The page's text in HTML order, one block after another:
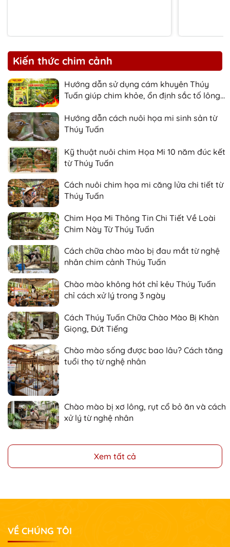
Kiến thức chim cảnh
Hướng dẫn sử dụng cám khuyên Thúy
Tuấn giúp chim khỏe, ổn định sắc tố lông
Hướng dẫn cách nuôi họa mi sinh sản từ
Thúy Tuấn
Kỹ thuật nuôi chim Họa Mi 10 năm đúc kết
từ Thúy Tuấn
Cách nuôi chim họa mi căng lửa chi tiết từ
Thúy Tuấn
Chim Họa Mi Thông Tin Chi Tiết Về Loài
Chim Này Từ Thúy Tuấn
Cách chữa chào mào bị đau mắt từ nghệ
nhân chim cảnh Thúy Tuấn
Chào mào không hót chỉ kêu Thúy Tuấn
chỉ cách xử lý trong 3 ngày
Cách Thúy Tuấn Chữa Chào Mào Bị Khàn
Giọng, Đứt Tiếng
Chào mào sống được bao lâu? Cách tăng
tuổi thọ từ nghệ nhân
Chào mào bị xơ lông, rụt cổ bỏ ăn và cách
xử lý từ nghệ nhân
Xem tất cả
VỀ CHÚNG TÔI